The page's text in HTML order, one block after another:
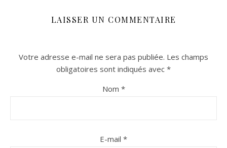
LAISSER UN COMMENTAIRE
Votre adresse e-mail ne sera pas publiée. Les champs
obligatoires sont indiqués avec *
Nom *
E-mail *